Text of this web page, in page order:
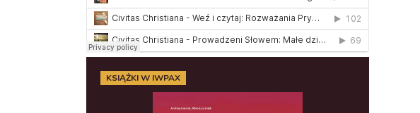
KSIĄŻKI W IWPAX